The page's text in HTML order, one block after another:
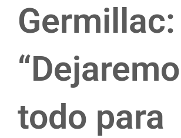
Germillac:
todo para